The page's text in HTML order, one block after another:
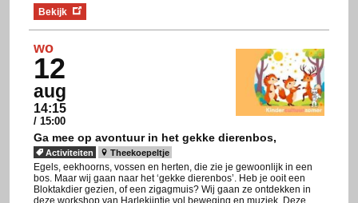
Bekijk
wo
12
aug
14:15
/ 15:00
Ga mee op avontuur in het gekke dierenbos,
Activiteiten Theekoepeltje
Egels, eekhoorns, vossen en herten, die zie je gewoonlijk in een
bos. Maar wij gaan naar het ‘gekke dierenbos’. Heb je ooit een
Bloktakdier gezien, of een zigagmuis? Wij gaan ze ontdekken in